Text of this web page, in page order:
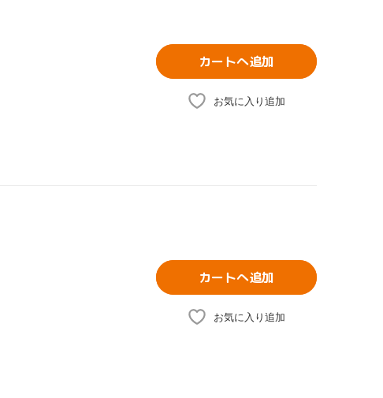
カートへ追加
お気に入り追加
カートへ追加
お気に入り追加